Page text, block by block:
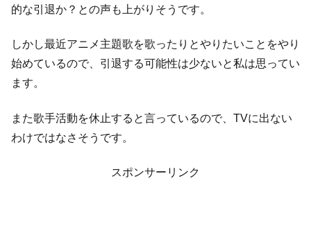
的な引退か？との声も上がりそうです。
しかし最近アニメ主題歌を歌ったりとやりたいことをやり
始めているので、引退する可能性は少ないと私は思ってい
ます。
また歌手活動を休止すると言っているので、TVに出ない
わけではなさそうです。
スポンサーリンク